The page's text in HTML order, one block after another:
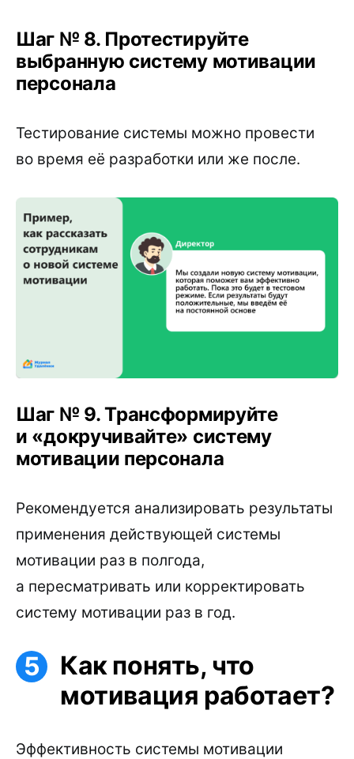
Шаг № 8. Протестируйте
выбранную систему мотивации
персонала
Тестирование системы можно провести
во время её разработки или же после.
Шаг № 9. Трансформируйте
и «докручивайте» систему
мотивации персонала
Рекомендуется анализировать результаты
применения действующей системы
мотивации раз в полгода,
а пересматривать или корректировать
систему мотивации раз в год.
Как понять, что
мотивация работает?
Эффективность системы мотивации